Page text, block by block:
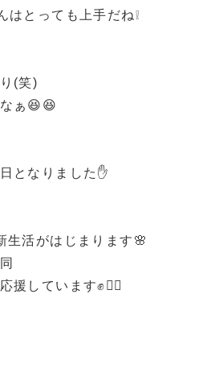
とっても上手だね❕
(笑)
ぁ😆😆
となりました✋
生活がはじまります🌸
援しています✊🏳‍🌈